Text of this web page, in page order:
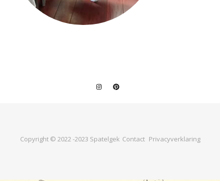
Copyright © 2022 -2023 Spatelgek Contact Privacyverklaring